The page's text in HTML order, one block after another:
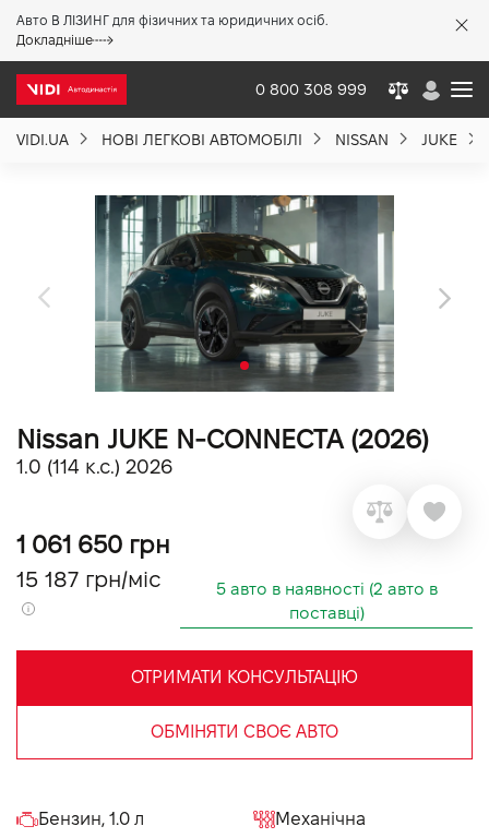
Авто В ЛІЗИНГ для фізичних та юридичних осіб.
Докладніше
0 800 308 999
VIDI.UA НОВІ ЛЕГКОВІ АВТОМОБІЛІ NISSAN JUKE
Nissan JUKE N-CONNECTA (2026)
1.0 (114 к.с.) 2026
1 061 650 грн
15 187 грн/міс
5 авто в наявності (2 авто в
поставці)
ОТРИМАТИ КОНСУЛЬТАЦІЮ
ОБМІНЯТИ СВОЄ АВТО
Бензин, 1.0 л Механічна
Акції %
Новини
Політика якості
Вакансії
Контакти
Підпишись на наш канал та слідкуй за
акціями, послугами та новинками